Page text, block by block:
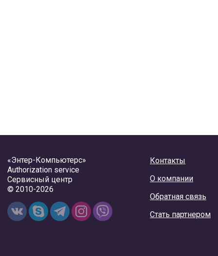
«Энтер-Компьютерс»
Authorization service
Сервисный центр
© 2010-2026
Контакты
О компании
Обратная связь
Стать партнером